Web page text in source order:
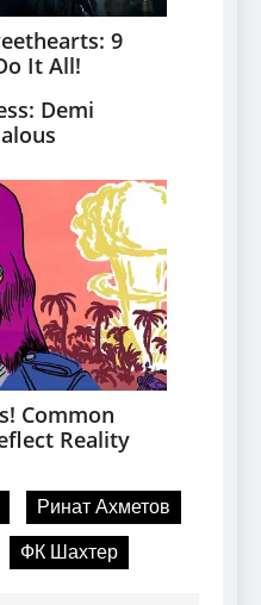
Ринат Ахметов
ФК Шахтер